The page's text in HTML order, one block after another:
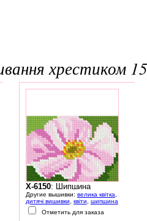
хрестиком
X-6150: Шипшина
Другие вышивки: велика квітка
дитячі вишивки
квіти
шипшина
Отметить для заказа